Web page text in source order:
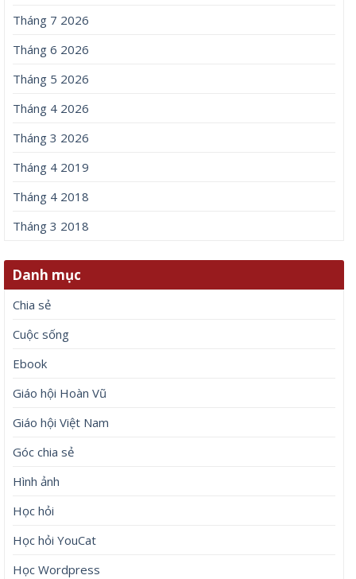
Tháng 7 2026
Tháng 6 2026
Tháng 5 2026
Tháng 4 2026
Tháng 3 2026
Tháng 4 2019
Tháng 4 2018
Tháng 3 2018
Danh mục
Chia sẻ
Cuộc sống
Ebook
Giáo hội Hoàn Vũ
Giáo hội Việt Nam
Góc chia sẻ
Hình ảnh
Học hỏi
Học hỏi YouCat
Học Wordpress